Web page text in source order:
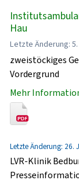
Hau
Letzte Änderung:
zweistöckiges
Vordergrund
Mehr
Letzte Änderung: 26.
LVR-Klinik